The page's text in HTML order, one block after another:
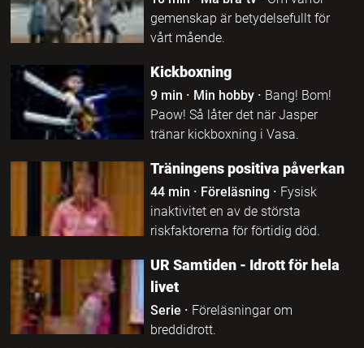
gemenskap är betydelsefullt för
vårt mående.
Kickboxning
9 min · Min hobby· Bang! Bom!
Paow! Så låter det när Jasper
tränar kickboxning i Vasa.
Träningens positiva påverkan
44 min · Föreläsning · Fysisk
inaktivitet en av de största
riskfaktorerna för förtidig död.
UR Samtiden - Idrott för hela
livet
Serie · Föreläsningar om
breddidrott.